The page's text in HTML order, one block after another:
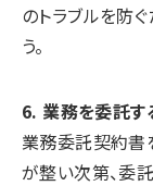
のトラブルを防
う。
6. 業務を委託す
業務委託契約書
が整い次第、委